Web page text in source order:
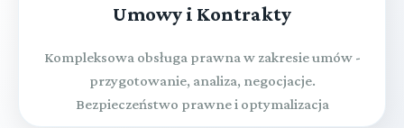
Umowy i Kontrakty
Kompleksowa obsługa prawna w zakresie umów -
przygotowanie, analiza, negocjacje.
Bezpieczeństwo prawne i optymalizacja